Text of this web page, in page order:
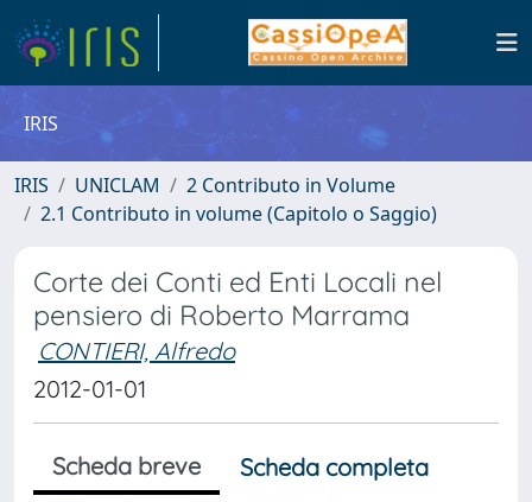
IRIS
IRIS UNICLAM
2 Contributo in Volume
2.1 Contributo in volume (Capitolo o Saggio)
Corte dei Conti ed Enti Locali nel
pensiero di Roberto Marrama
CONTIERI, Alfredo
2012-01-01
Scheda breve
Scheda completa